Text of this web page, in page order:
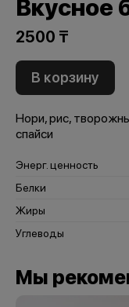
Вкусное
2500 ₸
В корзину
Нори, рис,
спайси
Энерг. ценность
Белки
Жиры
Углеводы
Мы